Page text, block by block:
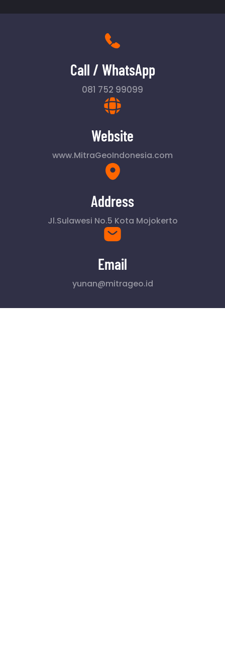
Call / WhatsApp
081 752 99099
Website
www.MitraGeoIndonesia.com
Address
Jl.Sulawesi No.5 Kota Mojokerto
Email
yunan@mitrageo.id